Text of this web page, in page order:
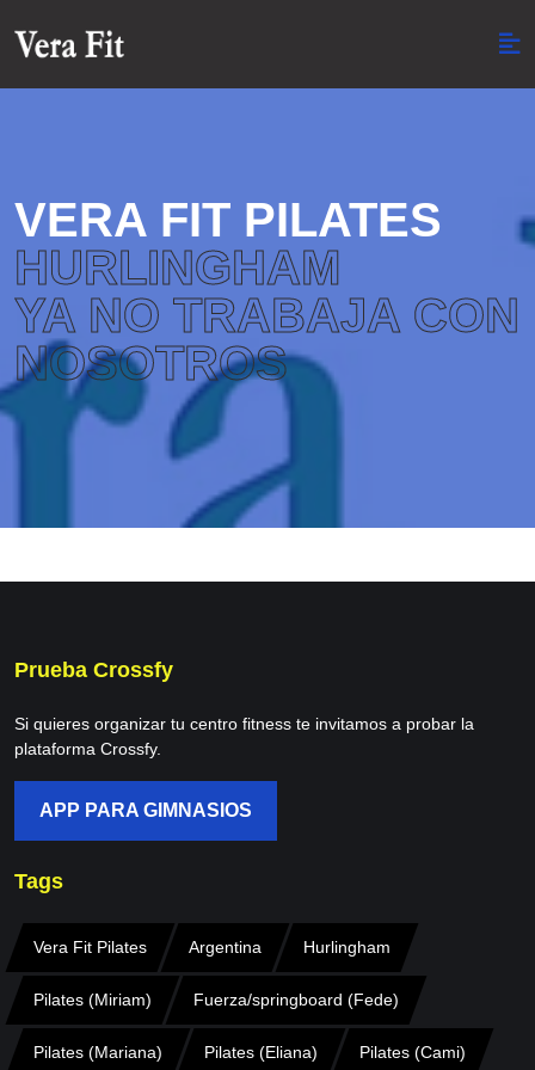
VERA FIT PILATES
HURLINGHAM
YA NO TRABAJA CON
NOSOTROS
Prueba Crossfy
Si quieres organizar tu centro fitness te invitamos a probar la
plataforma Crossfy.
APP PARA GIMNASIOS
Tags
Vera Fit Pilates Argentina Hurlingham
Pilates (Miriam) Fuerza/springboard (Fede)
Pilates (Mariana) Pilates (Eliana) Pilates (Cami)